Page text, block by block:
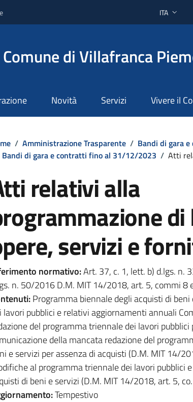
Lingua
ITA
Comune di Villafranca
Novità Servizi Vivere il
/ Amministrazione Trasparente / Bandi di gara
Bandi di gara e contratti fino al 31/12/2023 / Atti
relativi alla
servizi e
normativo:Art. 37, c. 1, lett. b) d.lgs. n.
n. 50/2016 D.M. MIT 14/2018, art. 5, commi 8
Programma biennale degli acquisti di
lavori pubblici e relativi aggiornamenti annuali
del programma triennale dei lavori pubblici
della mancata redazione del
e servizi per assenza di acquisti (D.M. MIT 14/
al programma triennale dei lavori pubblici
di beni e servizi (D.M. MIT 14/2018, art. 5,
Tempestivo